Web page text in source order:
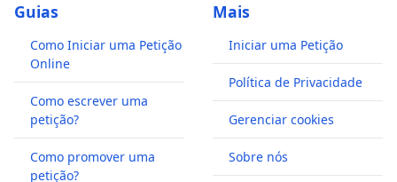
Guias
Como Iniciar uma Petição
Online
Como escrever uma
petição?
Como promover uma
petição?
Mais
Iniciar uma Petição
Política de Privacidade
Gerenciar cookies
Sobre nós